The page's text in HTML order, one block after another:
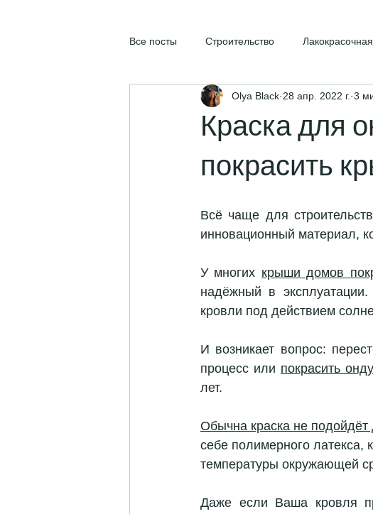
Все посты Строительство
Краска для
покрасить
Olya Black 28 апр. 2022 г. 3
Всё чаще для
инновационный материал,
У многих крыши домов
надёжный в
кровли под действием
И возникает вопрос:
процесс или покрасить
лет.
Обычна краска не
себе полимерного латекса,
температуры окружающей
Даже если Ваша кровля